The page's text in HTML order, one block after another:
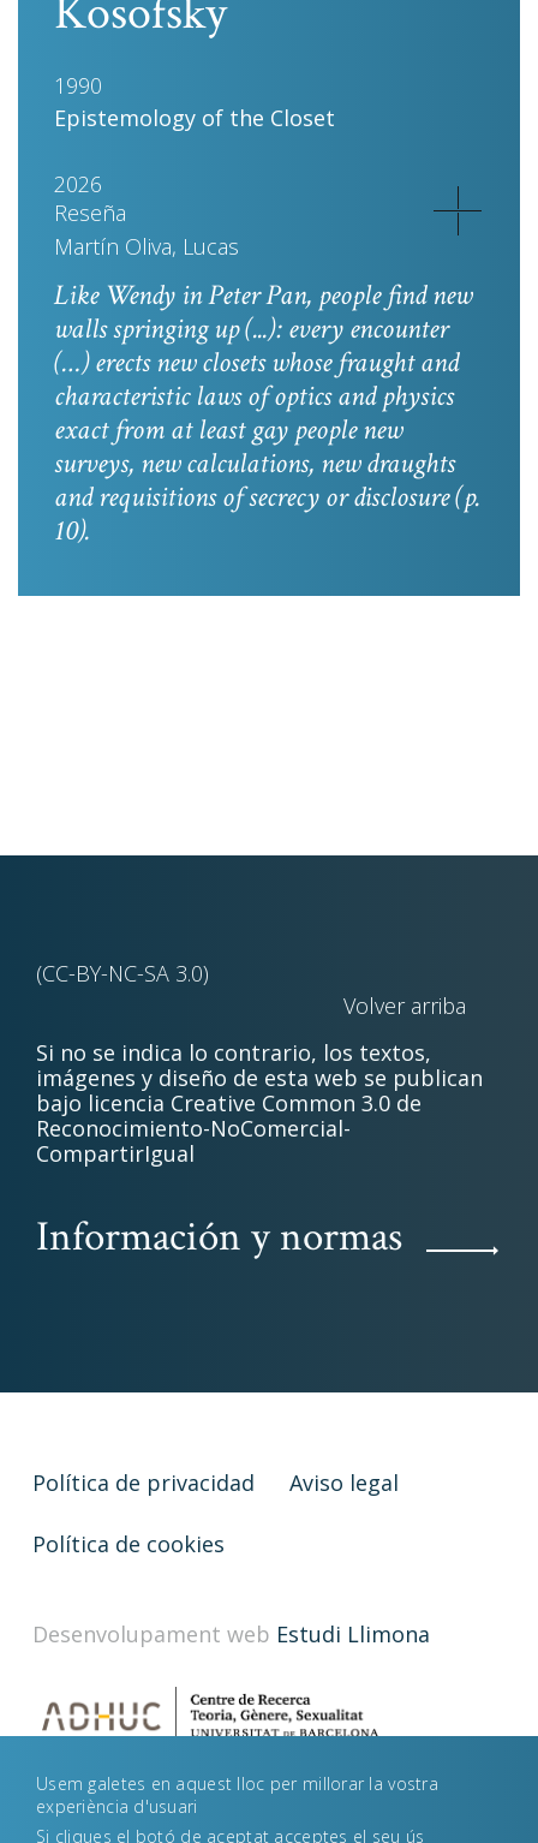
Kosofsky
1990
Epistemology of the Closet
2026
Reseña
Martín Oliva, Lucas
Like Wendy inPeter Pan, people find new
walls springing up (...): every encounter
(…) erects new closets whose fraught and
characteristic laws of optics and physics
exact from at least gay people new
surveys, new calculations, new draughts
and requisitions of secrecy or disclosure(p.
10).
(CC-BY-NC-SA 3.0)
Volver arriba
Si no se indica lo contrario, los textos,
imágenes y diseño de esta web se publican
bajo licencia Creative Common 3.0 de
Reconocimiento-NoComercial-
CompartirIgual
Información y normas
Política de privacidad Aviso legal
Política de cookies
Desenvolupament web Estudi Llimona
Usem galetes en aquest lloc per millorar la vostra
experiència d'usuari
Si cliques el botó de aceptat acceptes el seu ús